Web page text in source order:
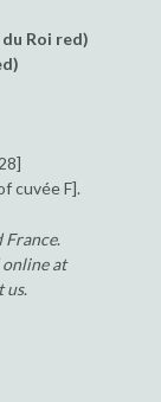
Roi red)
cuvée F].
France.
at
us.